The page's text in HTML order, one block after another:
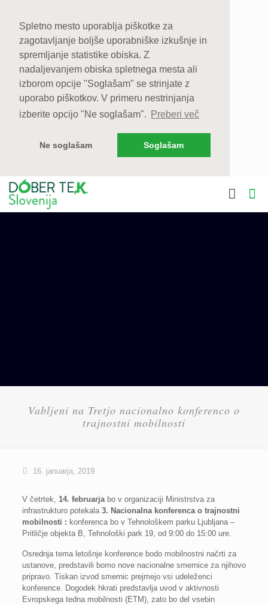
Spletno mesto uporablja piškotke za
zagotavljanje boljše uporabniške izkušnje in
spremljanje statistike obiska. Z
nadaljevanjem obiska spletnega mesta ali
izborom opcije "Soglašam" se strinjate z
uporabo piškotkov. V primeru nestrinjanja
izberite opcijo "Ne soglašam".
Preberi več
Ne soglašam Soglašam
Vabljeni na Tretjo nacionalno konferenco o
trajnostni mobilnosti
16. januarja, 2019
V četrtek, 14. februarjabo v organizaciji Ministrstva za
infrastrukturo potekala 3. Nacionalna konferenca o trajnostni
mobilnosti : konferenca bo v Tehnološkem parku Ljubljana –
Pritličje objekta B, Tehnološki park 19, od 9:00 do 15:00 ure.
Osrednja tema letošnje konference bodo mobilnostni načrti za
ustanove, predstavili bomo nove nacionalne smernice za njihovo
pripravo. Tiskan izvod smernic prejmejo vsi udeleženci
konference. Dogodek hkrati predstavlja uvod v aktivnosti
Evropskega tedna mobilnosti (ETM), zato bo del vsebin